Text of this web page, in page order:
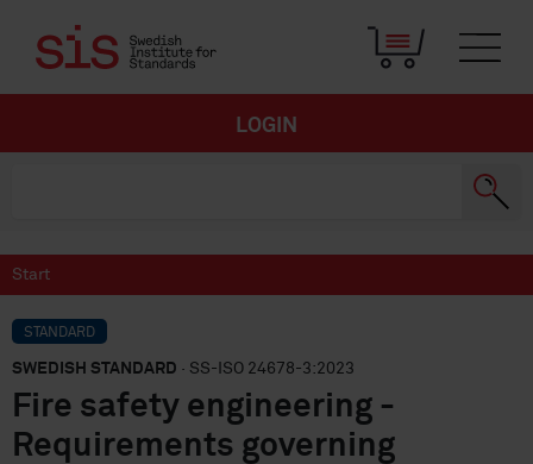
LOGIN
Start
STANDARD
SWEDISH STANDARD · SS-ISO 24678-3:2023
Fire safety engineering -
Requirements governing